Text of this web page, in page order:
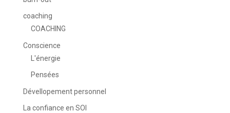
coaching
COACHING
Conscience
L'énergie
Pensées
Dévellopement personnel
La confiance en SOI